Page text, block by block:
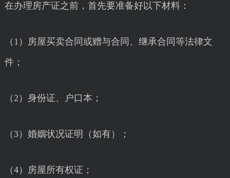
在办理房产证之前，首先要准备好以下材料：
（1）房屋买卖合同或赠与合同、继承合同等法律文
件；
（2）身份证、户口本；
（3）婚姻状况证明（如有）；
（4）房屋所有权证；